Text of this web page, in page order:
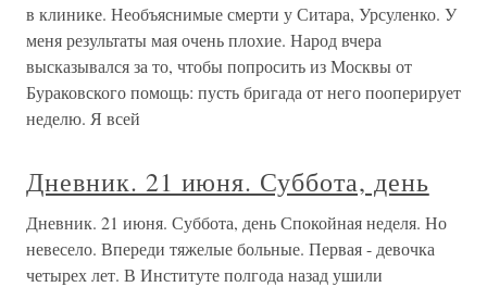
в клинике. Необъяснимые смерти у Ситара, Урсуленко. У
меня результаты мая очень плохие. Народ вчера
высказывался за то, чтобы попросить из Москвы от
Бураковского помощь: пусть бригада от него пооперирует
неделю. Я всей
Дневник. 21 июня. Суббота, день
Дневник. 21 июня. Суббота, день Спокойная неделя. Но
невесело. Впереди тяжелые больные. Первая - девочка
четырех лет. В Институте полгода назад ушили